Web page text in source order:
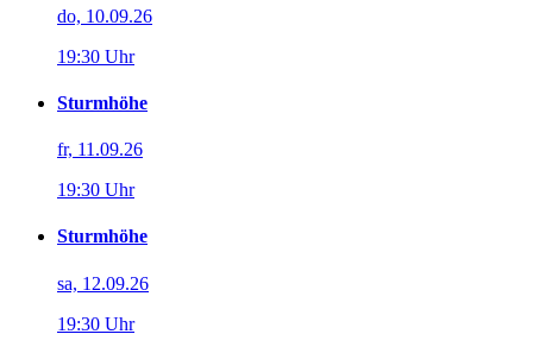
do, 10.09.26
19:30 Uhr
Sturmhöhe
fr, 11.09.26
19:30 Uhr
Sturmhöhe
sa, 12.09.26
19:30 Uhr